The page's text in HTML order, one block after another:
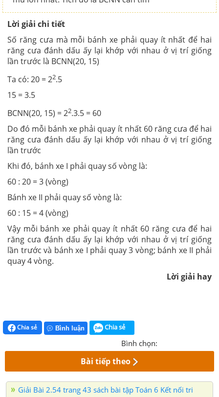
Lời giải chi tiết
Số răng cưa mà mỗi bánh xe phải quay ít nhất để hai
răng cưa đánh dấu ấy lại khớp với nhau ở vị trí giống
lần trước là BCNN(20, 15)
Ta có: 20 = 22.5
15 = 3.5
BCNN(20, 15) = 22.3.5 = 60
Do đó mỗi bánh xe phải quay ít nhất 60 răng cưa để hai
răng cưa đánh dấu ấy lại khớp với nhau ở vị trí giống
lần trước
Khi đó, bánh xe I phải quay số vòng là:
60 : 20 = 3 (vòng)
Bánh xe II phải quay số vòng là:
60 : 15 = 4 (vòng)
Vậy mỗi bánh xe phải quay ít nhất 60 răng cưa để hai
răng cưa đánh dấu ấy lại khớp với nhau ở vị trí giống
lần trước và bánh xe I phải quay 3 vòng; bánh xe II phải
quay 4 vòng.
Lời giải hay
Chia sẻ Bình luận Chia sẻ
Bình chọn:
Bài tiếp theo
Giải Bài 2.54 trang 43 sách bài tập Toán 6 Kết nối tri